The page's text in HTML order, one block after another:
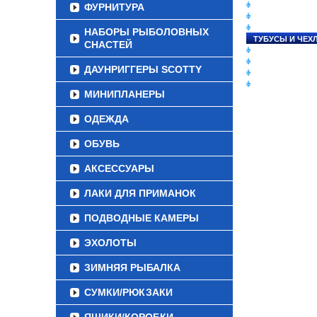
ФУРНИТУРА
НАБОРЫ РЫБОЛОВНЫХ
СНАСТЕЙ
ДАУНРИГГЕРЫ SCOTTY
МИНИПЛАНЕРЫ
ОДЕЖДА
ОБУВЬ
АКСЕССУАРЫ
ЛАКИ ДЛЯ ПРИМАНОК
ПОДВОДНЫЕ КАМЕРЫ
ЭХОЛОТЫ
ЗИМНЯЯ РЫБАЛКА
СУМКИ/РЮКЗАКИ
ТУБУСЫ И